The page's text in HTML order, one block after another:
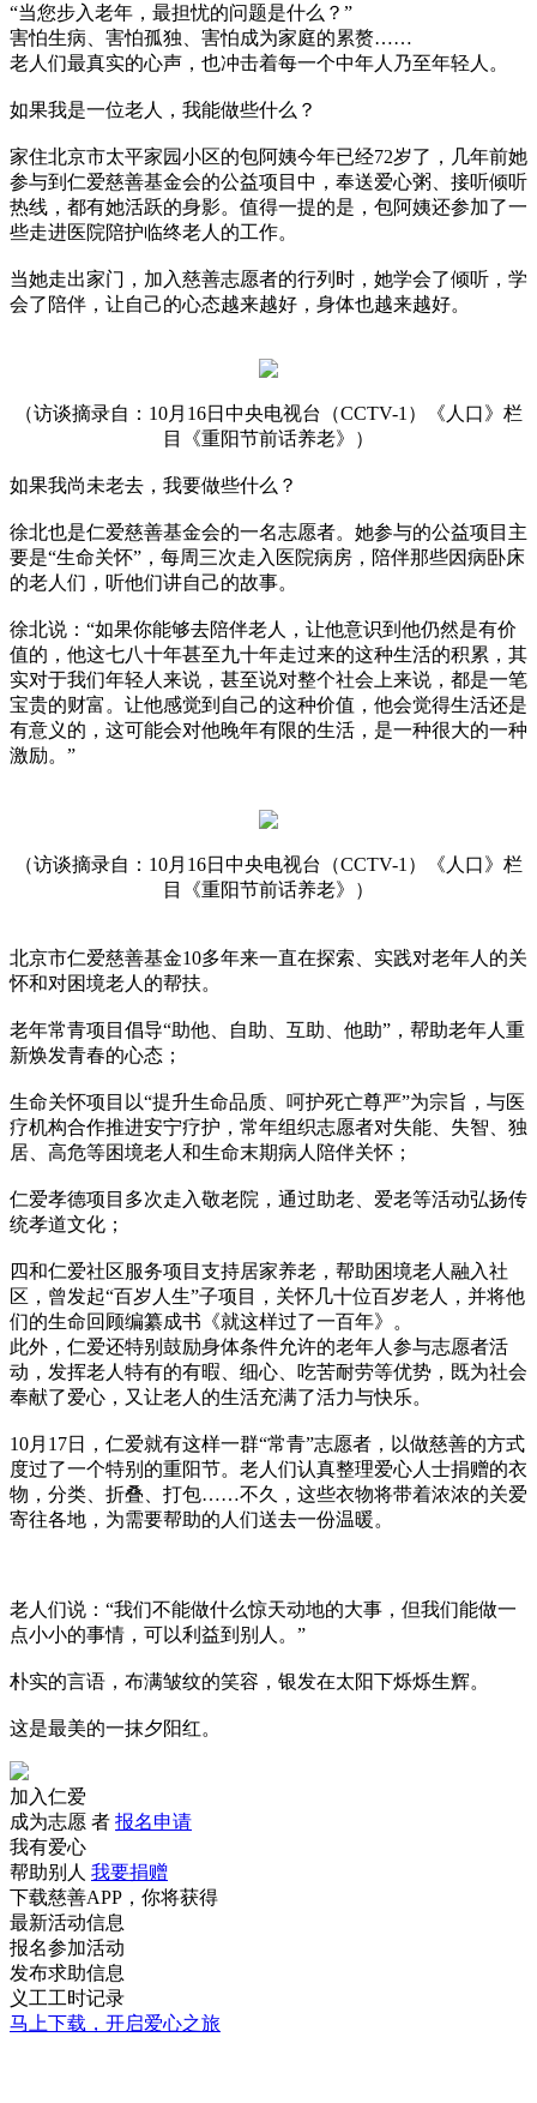
“当您步入老年，最担忧的问题是什么？”
害怕生病、害怕孤独、害怕成为家庭的累赘……
老人们最真实的心声，也冲击着每一个中年人乃至年轻人。
如果我是一位老人，我能做些什么？
家住北京市太平家园小区的包阿姨今年已经72岁了，几年前她
参与到仁爱慈善基金会的公益项目中，奉送爱心粥、接听倾听
热线，都有她活跃的身影。值得一提的是，包阿姨还参加了一
些走进医院陪护临终老人的工作。
当她走出家门，加入慈善志愿者的行列时，她学会了倾听，学
会了陪伴，让自己的心态越来越好，身体也越来越好。
（访谈摘录自：10月16日中央电视台（CCTV-1）《人口》栏
目《重阳节前话养老》）
如果我尚未老去，我要做些什么？
徐北也是仁爱慈善基金会的一名志愿者。她参与的公益项目主
要是“生命关怀”，每周三次走入医院病房，陪伴那些因病卧床
的老人们，听他们讲自己的故事。
徐北说：“如果你能够去陪伴老人，让他意识到他仍然是有价
值的，他这七八十年甚至九十年走过来的这种生活的积累，其
实对于我们年轻人来说，甚至说对整个社会上来说，都是一笔
宝贵的财富。让他感觉到自己的这种价值，他会觉得生活还是
有意义的，这可能会对他晚年有限的生活，是一种很大的一种
激励。”
（访谈摘录自：10月16日中央电视台（CCTV-1）《人口》栏
目《重阳节前话养老》）
北京市仁爱慈善基金10多年来一直在探索、实践对老年人的关
怀和对困境老人的帮扶。
老年常青项目倡导“助他、自助、互助、他助”，帮助老年人重
新焕发青春的心态；
生命关怀项目以“提升生命品质、呵护死亡尊严”为宗旨，与医
疗机构合作推进安宁疗护，常年组织志愿者对失能、失智、独
居、高危等困境老人和生命末期病人陪伴关怀；
仁爱孝德项目多次走入敬老院，通过助老、爱老等活动弘扬传
统孝道文化；
四和仁爱社区服务项目支持居家养老，帮助困境老人融入社
区，曾发起“百岁人生”子项目，关怀几十位百岁老人，并将他
们的生命回顾编纂成书《就这样过了一百年》。
此外，仁爱还特别鼓励身体条件允许的老年人参与志愿者活
动，发挥老人特有的有暇、细心、吃苦耐劳等优势，既为社会
奉献了爱心，又让老人的生活充满了活力与快乐。
10月17日，仁爱就有这样一群“常青”志愿者，以做慈善的方式
度过了一个特别的重阳节。老人们认真整理爱心人士捐赠的衣
物，分类、折叠、打包……不久，这些衣物将带着浓浓的关爱
寄往各地，为需要帮助的人们送去一份温暖。
老人们说：“我们不能做什么惊天动地的大事，但我们能做一
点小小的事情，可以利益到别人。”
朴实的言语，布满皱纹的笑容，银发在太阳下烁烁生辉。
这是最美的一抹夕阳红。
加入仁爱
成为志愿 者 报名申请
我有爱心
帮助别人 我要捐赠
下载慈善APP，你将获得
最新活动信息
报名参加活动
发布求助信息
义工工时记录
马上下载，开启爱心之旅